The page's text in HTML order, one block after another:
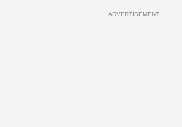
ADVERTISEMENT